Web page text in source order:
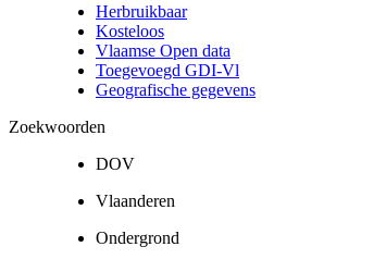
Herbruikbaar
Kosteloos
Vlaamse Open data
Toegevoegd GDI-Vl
Geografische gegevens
Zoekwoorden
DOV
Vlaanderen
Ondergrond